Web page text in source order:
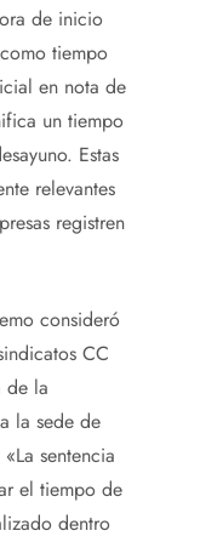
de inicio
tiempo
en nota de
un tiempo
Estas
relevantes
registren
consideró
CC
de la
la sede de
sentencia
el tiempo de
dentro